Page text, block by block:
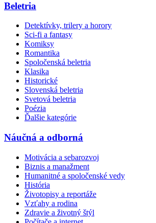
Beletria
Detektívky, trilery a horory
Sci-fi a fantasy
Komiksy
Romantika
Spoločenská beletria
Klasika
Historické
Slovenská beletria
Svetová beletria
Poézia
Ďalšie kategórie
Náučná a odborná
Motivácia a sebarozvoj
Biznis a manažment
Humanitné a spoločenské vedy
História
Životopisy a reportáže
Vzťahy a rodina
Zdravie a životný štýl